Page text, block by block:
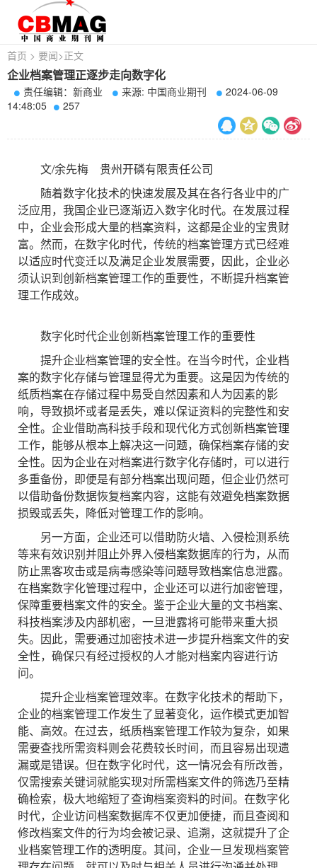
首页 > 要闻>正文
企业档案管理正逐步走向数字化
责任编辑：新商业 来源: 中国商业期刊
2024-06-09
14:48:05
257
文/余先梅 贵州开磷有限责任公司
随着数字化技术的快速发展及其在各行各业中的广
泛应用，我国企业已逐渐迈入数字化时代。在发展过程
中，企业会形成大量的档案资料，这都是企业的宝贵财
富。然而，在数字化时代，传统的档案管理方式已经难
以适应时代变迁以及满足企业发展需要，因此，企业必
须认识到创新档案管理工作的重要性，不断提升档案管
理工作成效。
数字化时代企业创新档案管理工作的重要性
提升企业档案管理的安全性。在当今时代，企业档
案的数字化存储与管理显得尤为重要。这是因为传统的
纸质档案在存储过程中易受自然因素和人为因素的影
响，导致损坏或者是丢失，难以保证资料的完整性和安
全性。企业借助高科技手段和现代化方式创新档案管理
工作，能够从根本上解决这一问题，确保档案存储的安
全性。因为企业在对档案进行数字化存储时，可以进行
多重备份，即便是有部分档案出现问题，但企业仍然可
以借助备份数据恢复档案内容，这能有效避免档案数据
损毁或丢失，降低对管理工作的影响。
另一方面，企业还可以借助防火墙、入侵检测系统
等来有效识别并阻止外界入侵档案数据库的行为，从而
防止黑客攻击或是病毒感染等问题导致档案信息泄露。
在档案数字化管理过程中，企业还可以进行加密管理，
保障重要档案文件的安全。鉴于企业大量的文书档案、
科技档案涉及内部机密，一旦泄露将可能带来重大损
失。因此，需要通过加密技术进一步提升档案文件的安
全性，确保只有经过授权的人才能对档案内容进行访
问。
提升企业档案管理效率。在数字化技术的帮助下，
企业的档案管理工作发生了显著变化，运作模式更加智
能、高效。在过去，纸质档案管理工作较为复杂，如果
需要查找所需资料则会花费较长时间，而且容易出现遗
漏或是错误。但在数字化时代，这一情况会有所改善，
仅需搜索关键词就能实现对所需档案文件的筛选乃至精
确检索，极大地缩短了查询档案资料的时间。在数字化
时代，企业访问档案数据库不仅更加便捷，而且查阅和
修改档案文件的行为均会被记录、追溯，这就提升了企
业档案管理工作的透明度。其间，企业一旦发现档案管